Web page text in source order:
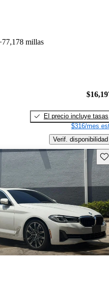
77,178 millas
El precio incluye tasas
$316/mes
Verif. disponibilidad